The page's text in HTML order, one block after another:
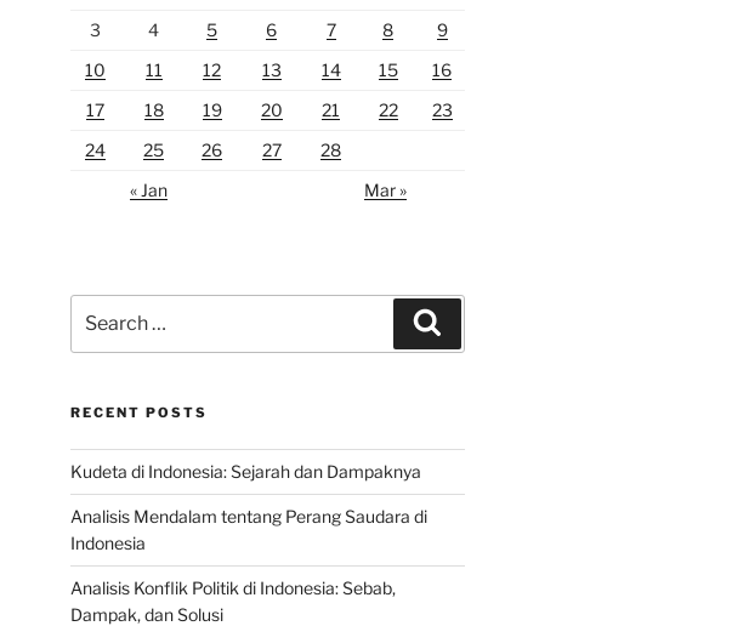
3
4 5 6 7 8
9
10
11 12 13 14 15
16
17
18 19 20 21 22
23
24
25 26 27
28
« Jan
Mar »
for:
RECENT POSTS
Kudeta di Indonesia: Sejarah dan Dampaknya
Analisis Mendalam tentang Perang Saudara di
Indonesia
Analisis Konflik Politik di Indonesia: Sebab,
Dampak, dan Solusi